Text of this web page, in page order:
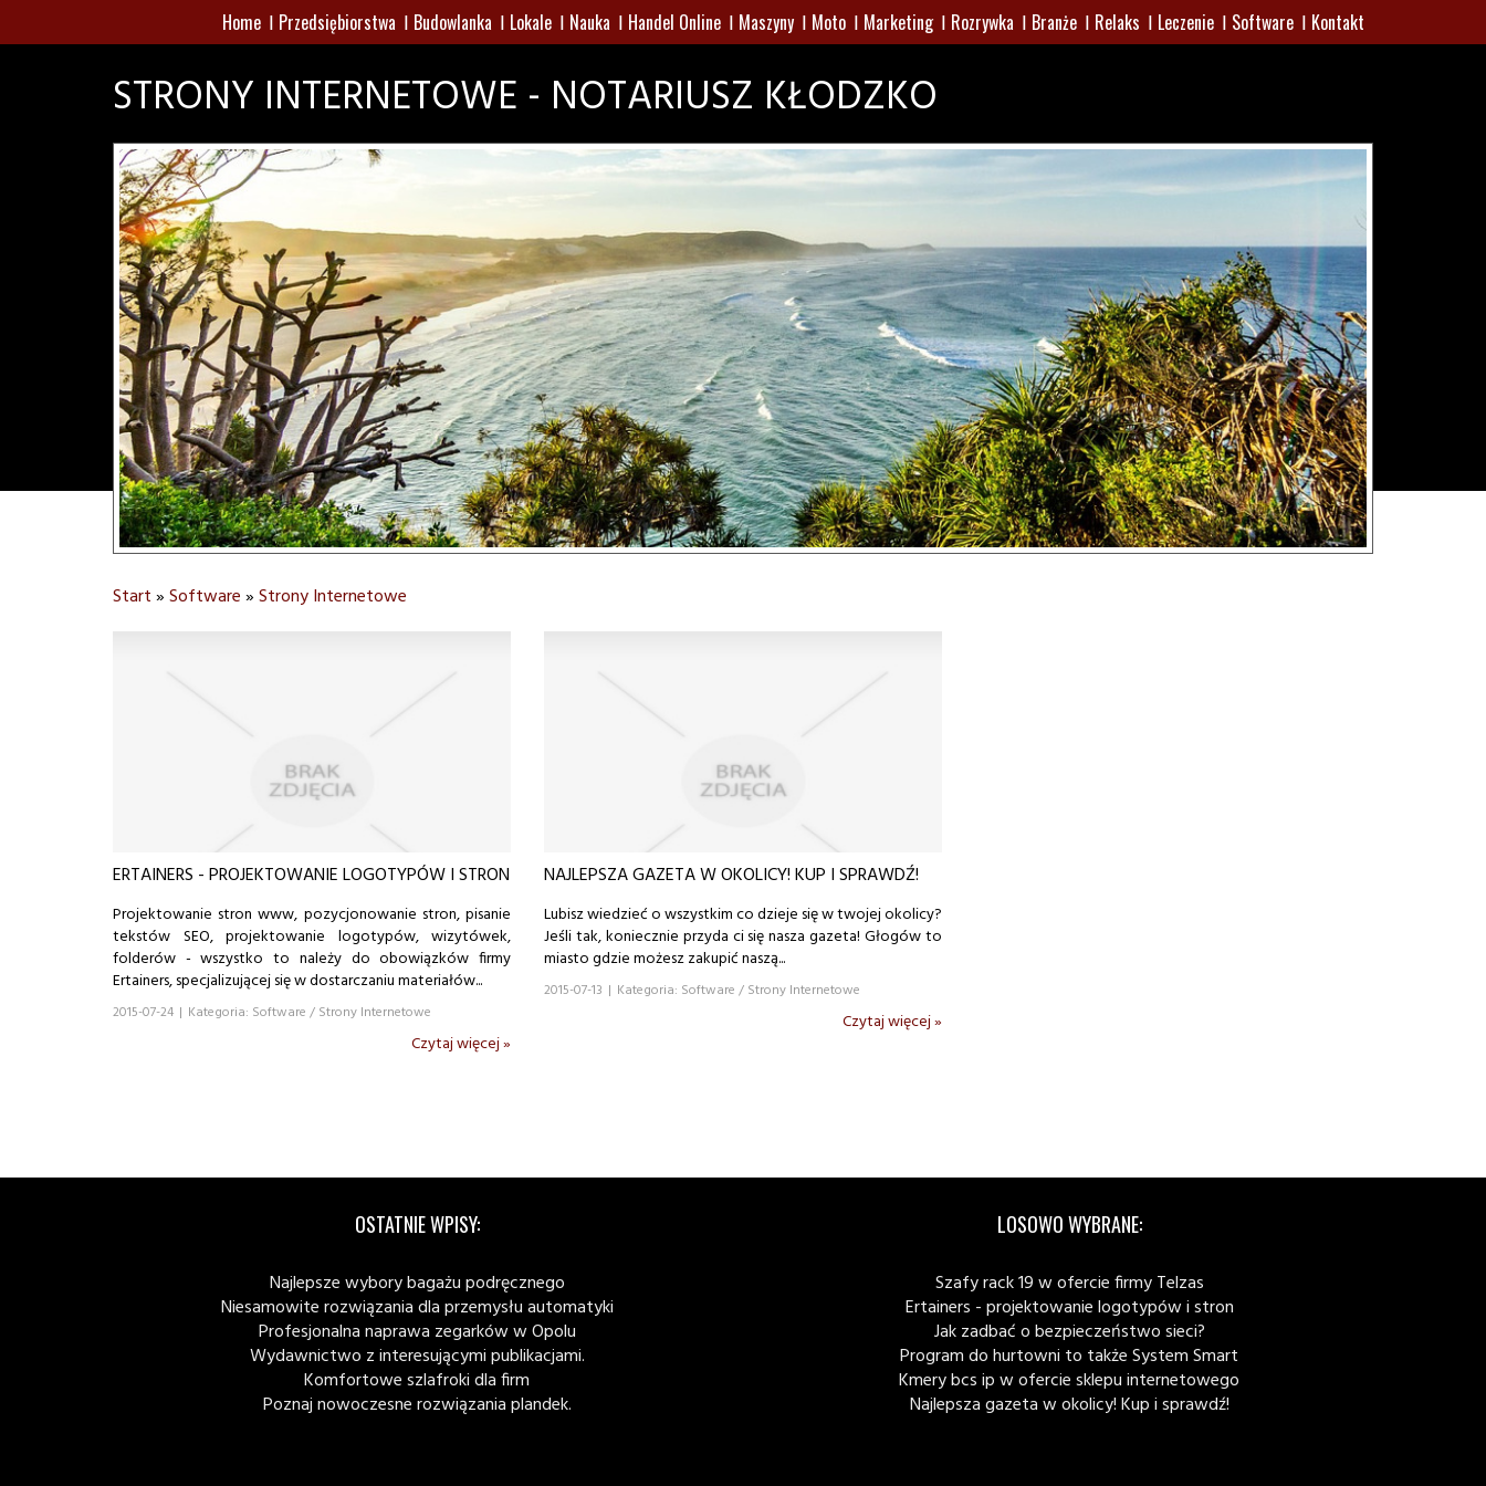
Home Przedsiębiorstwa Budowlanka Lokale Nauka Handel Online Maszyny Moto Marketing Rozrywka Branże Relaks Leczenie Software Kontakt
STRONY INTERNETOWE - NOTARIUSZ KŁODZKO
Start»Software»Strony Internetowe
ERTAINERS - PROJEKTOWANIE LOGOTYPÓW I STRON
Projektowanie stron www, pozycjonowanie stron, pisanie
tekstów SEO, projektowanie logotypów, wizytówek,
folderów - wszystko to należy do obowiązków firmy
Ertainers, specjalizującej się w dostarczaniu materiałów...
2015-07-24 | Kategoria: Software / Strony Internetowe
Czytaj więcej »
NAJLEPSZA GAZETA W OKOLICY! KUP I SPRAWDŹ!
Lubisz wiedzieć o wszystkim co dzieje się w twojej okolicy?
Jeśli tak, koniecznie przyda ci się nasza gazeta! Głogów to
miasto gdzie możesz zakupić naszą...
2015-07-13 | Kategoria: Software / Strony Internetowe
Czytaj więcej »
OSTATNIE WPISY:
Najlepsze wybory bagażu podręcznego
Niesamowite rozwiązania dla przemysłu automatyki
Profesjonalna naprawa zegarków w Opolu
Wydawnictwo z interesującymi publikacjami.
Komfortowe szlafroki dla firm
Poznaj nowoczesne rozwiązania plandek.
LOSOWO WYBRANE:
Szafy rack 19 w ofercie firmy Telzas
Ertainers - projektowanie logotypów i stron
Jak zadbać o bezpieczeństwo sieci?
Program do hurtowni to także System Smart
Kmery bcs ip w ofercie sklepu internetowego
Najlepsza gazeta w okolicy! Kup i sprawdź!